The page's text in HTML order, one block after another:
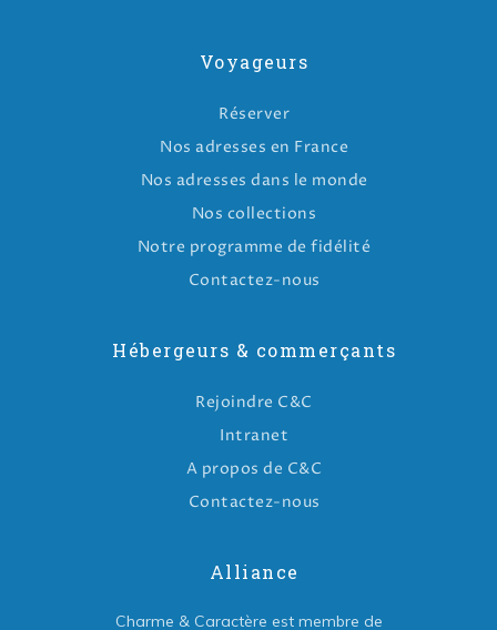
Voyageurs
Réserver
Nos adresses en France
Nos adresses dans le monde
Nos collections
Notre programme de fidélité
Contactez-nous
Hébergeurs & commerçants
Rejoindre C&C
Intranet
A propos de C&C
Contactez-nous
Alliance
Charme & Caractère est membre de